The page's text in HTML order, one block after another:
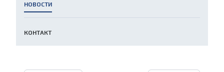
НОВОСТИ
КОНТАКТ